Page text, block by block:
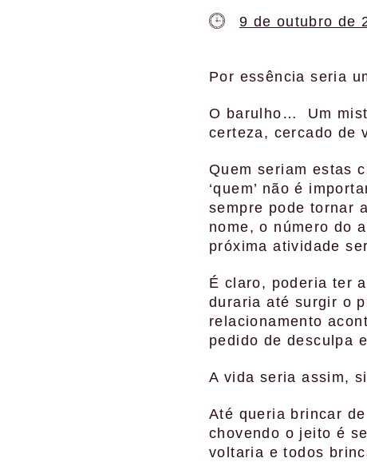
9 de outubro de
Por essência seria
O barulho… Um
certeza, cercado de
Quem seriam estas
‘quem’ não é
sempre pode tornar
nome, o número do
próxima atividade
É claro, poderia ter
duraria até surgir o
relacionamento
pedido de desculpa
A vida seria assim,
Até queria brincar
chovendo o jeito é
voltaria e todos